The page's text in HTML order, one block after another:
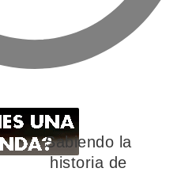
Sabiendo la
historia de